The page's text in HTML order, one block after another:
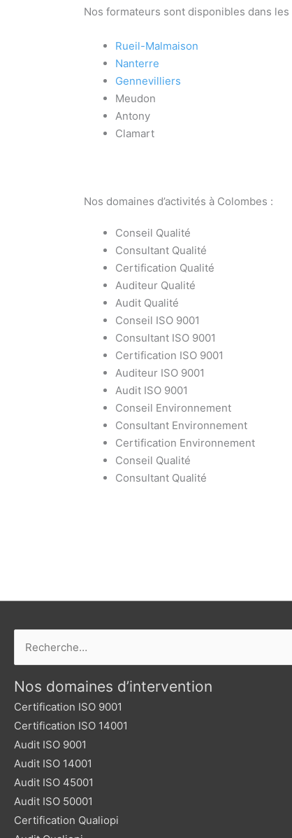
Nos formateurs sont disponibles dans les
Rueil-Malmaison
Nanterre
Gennevilliers
Meudon
Antony
Clamart
Nos domaines d’activités à Colombes :
Conseil Qualité
Consultant Qualité
Certification Qualité
Auditeur Qualité
Audit Qualité
Conseil ISO 9001
Consultant ISO 9001
Certification ISO 9001
Auditeur ISO 9001
Audit ISO 9001
Conseil Environnement
Consultant Environnement
Certification Environnement
Conseil Qualité
Consultant Qualité
Nos domaines d’intervention
Certification ISO 9001
Certification ISO 14001
Audit ISO 9001
Audit ISO 14001
Audit ISO 45001
Audit ISO 50001
Certification Qualiopi